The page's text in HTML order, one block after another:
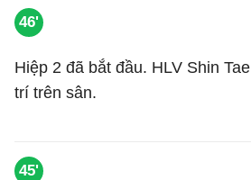
46'
Hiệp 2 đã bắt đầu. HLV Shin
trí trên sân.
45'